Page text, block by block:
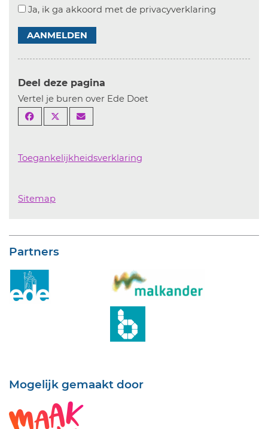
Ja, ik ga akkoord met de privacyverklaring
AANMELDEN
Deel deze pagina
Vertel je buren over Ede Doet
Toegankelijkheidsverklaring
Sitemap
Partners
Mogelijk gemaakt door